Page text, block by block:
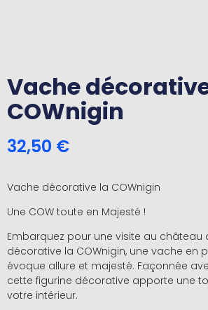
Vache
COWnigin
32,50 €
Vache décorative la COWnigin
Une COW toute en Majesté !
Embarquez pour une visite au château
décorative la COWnigin, une vache en
évoque allure et majesté. Façonnée
cette figurine décorative apporte une
votre intérieur.